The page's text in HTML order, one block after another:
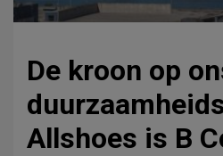
De kroon op
Allshoes is B